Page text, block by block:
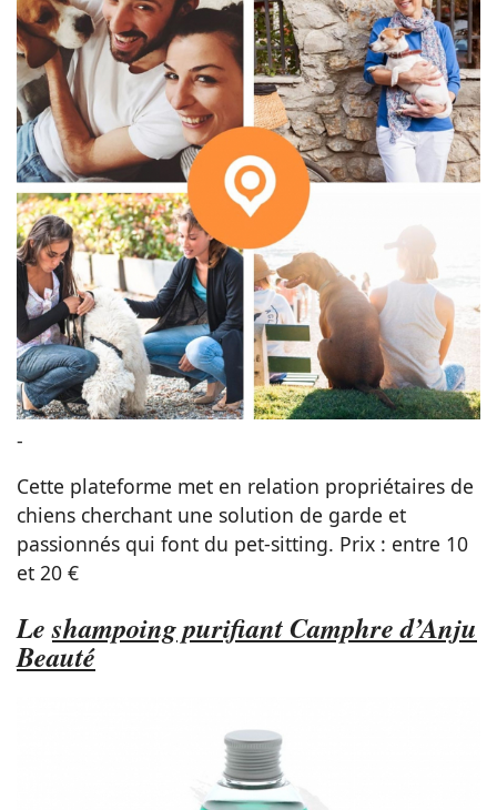
-
Cette plateforme met en relation propriétaires de
chiens cherchant une solution de garde et
passionnés qui font du pet-sitting. Prix : entre 10
et 20 €
Leshampoing purifiant Camphre d’Anju
Beauté